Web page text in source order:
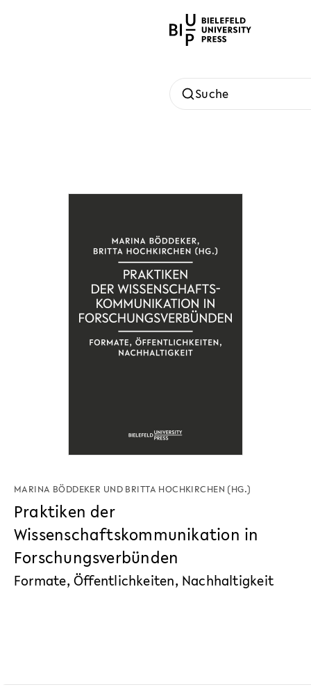
Suche
MARINA BÖDDEKER UND BRITTA HOCHKIRCHEN (HG.)
Praktiken der
Wissenschaftskommunikation in
Forschungsverbünden
Formate, Öffentlichkeiten, Nachhaltigkeit